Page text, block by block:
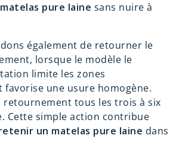
pure laine sans nuire à
également de retourner le
lorsque le modèle le
limite les zones
favorise une usure homogène.
retournement tous les trois à six
Cette simple action contribue
un matelas pure laine dans